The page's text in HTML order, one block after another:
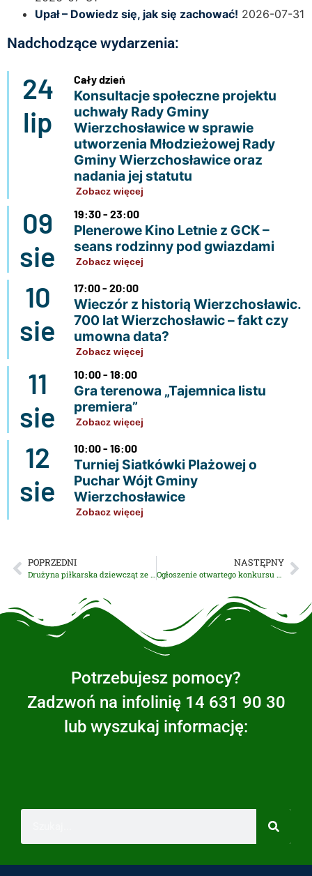
Upał – Dowiedz się, jak się zachować! 2026-07-31
Nadchodzące wydarzenia:
24
lip
Cały dzień
Konsultacje społeczne projektu
uchwały Rady Gminy
Wierzchosławice w sprawie
utworzenia Młodzieżowej Rady
Gminy Wierzchosławice oraz
nadania jej statutu
Zobacz więcej
09
sie
19:30 - 23:00
Plenerowe Kino Letnie z GCK –
seans rodzinny pod gwiazdami
Zobacz więcej
10
sie
17:00 - 20:00
Wieczór z historią Wierzchosławic.
700 lat Wierzchosławic – fakt czy
umowna data?
Zobacz więcej
11
sie
10:00 - 18:00
Gra terenowa „Tajemnica listu
premiera”
Zobacz więcej
12
sie
10:00 - 16:00
Turniej Siatkówki Plażowej o
Puchar Wójt Gminy
Wierzchosławice
Zobacz więcej
POPRZEDNI
Drużyna piłkarska dziewcząt ze Szkoły Podstawowej w Wierzchosławicach w RDN Małopolska!
NASTĘPNY
Ogłoszenie otwartego konkursu ofert na wykonanie przez organizacje pozarządowe oraz organizacje pożytku publicznego zadań publicznych w 2023 r. w obszarze: Kultura, sztuka, ochrona dóbr kultury i dziedzictwa narodowego
Potrzebujesz pomocy?
Zadzwoń na infolinię 14 631 90 30
lub wyszukaj informację: